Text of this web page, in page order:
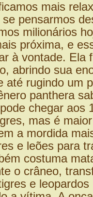
mais
pensarmos
milionários
próxima, e
à vontade. Ela
abrindo sua
até rugindo um
panthera
chegar aos
mas é
a mordida
e leões para
costuma
o crâneo,
e